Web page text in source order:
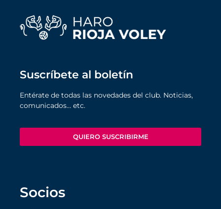
Suscríbete al boletín
Entérate de todas las novedades del club. Noticias,
comunicados… etc.
QUIERO SUSCRIBIRME
Socios